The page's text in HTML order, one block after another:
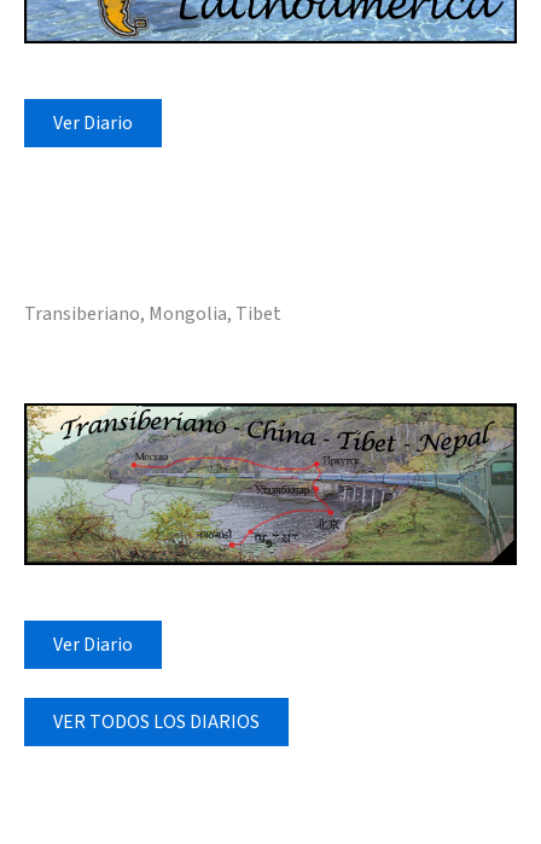
Ver Diario
Transiberiano, Mongolia, Tibet
Ver Diario
VER TODOS LOS DIARIOS